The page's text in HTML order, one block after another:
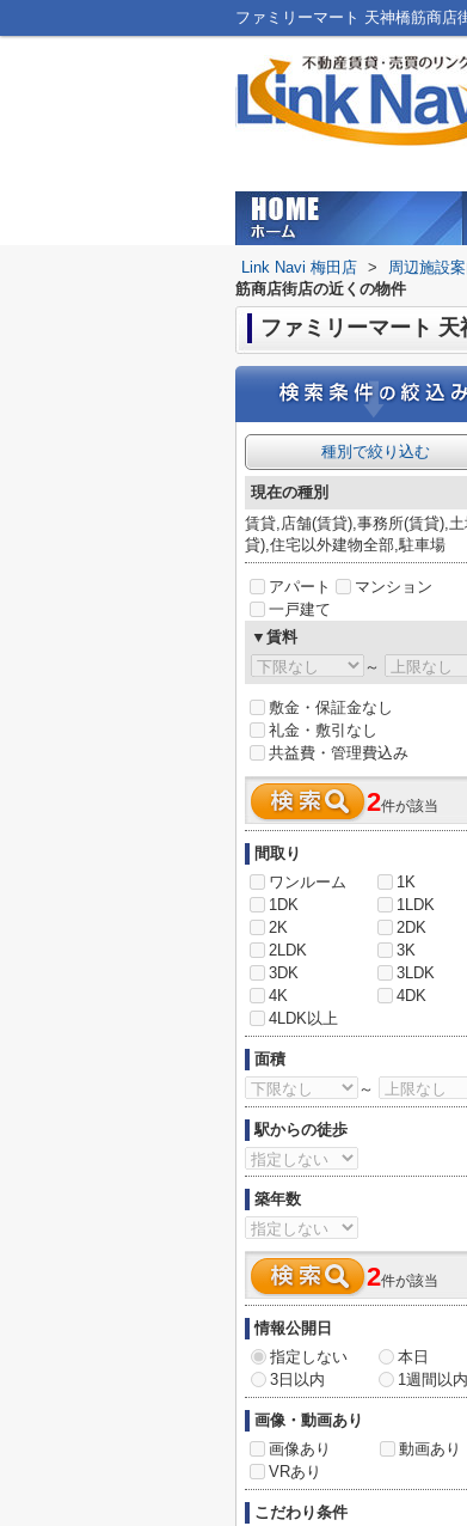
Link Navi 梅田店 > 周辺施設
筋商店街店の近くの物件
ファミリーマート
種別で絞り込む
現在の種別
賃貸,店舗(賃貸),事務所(賃貸),
貸),住宅以外建物全部,駐車場
アパート
マンション
一戸建て
▼賃料
～
敷金・保証金なし
礼金・敷引なし
共益費・管理費込み
2件が該当
間取り
ワンルーム
1K
1DK
1LDK
2K
2DK
2LDK
3K
3DK
3LDK
4K
4DK
4LDK以上
面積
～
駅からの徒歩
築年数
2件が該当
情報公開日
指定しない
本日
3日以内
1週間以内
画像・動画あり
画像あり
動画あり
VRあり
こだわり条件